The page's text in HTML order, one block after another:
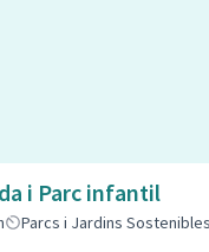
i Parc infantil
Parcs i Jardins Sostenibles